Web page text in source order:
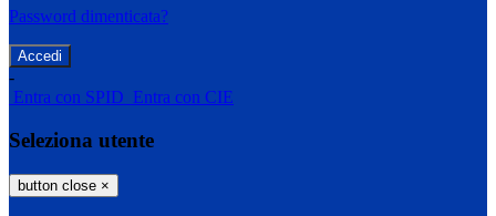
Password dimenticata?
-
Entra con SPID Entra con CIE
Seleziona utente
button close ×